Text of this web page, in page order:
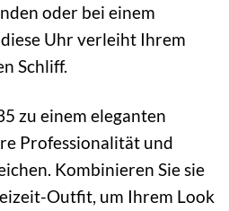
oder bei einem
Uhr verleiht Ihrem
Schliff.
zu einem eleganten
Professionalität und
Kombinieren Sie sie
Outfit, um Ihrem Look